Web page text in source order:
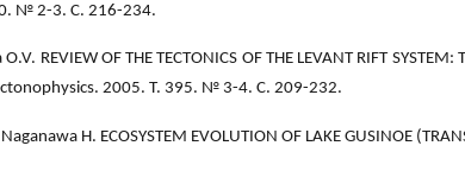
№ 2-3. С. 216-234.
REVIEW OF THE TECTONICS OF THE LEVANT RIFT SYSTEM:
2005. Т. 395. № 3-4. С. 209-232.
H. ECOSYSTEM EVOLUTION OF LAKE GUSINOE